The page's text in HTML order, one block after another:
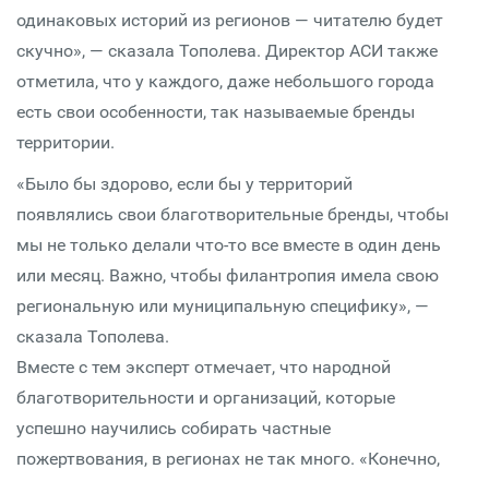
одинаковых историй из регионов — читателю будет
скучно», — сказала Тополева. Директор АСИ также
отметила, что у каждого, даже небольшого города
есть свои особенности, так называемые бренды
территории.
«Было бы здорово, если бы у территорий
появлялись свои благотворительные бренды, чтобы
мы не только делали что-то все вместе в один день
или месяц. Важно, чтобы филантропия имела свою
региональную или муниципальную специфику», —
сказала Тополева.
Вместе с тем эксперт отмечает, что народной
благотворительности и организаций, которые
успешно научились собирать частные
пожертвования, в регионах не так много. «Конечно,